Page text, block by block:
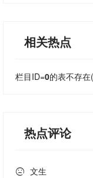
相关热点
栏目ID=0的表不存
热点评论
 文生